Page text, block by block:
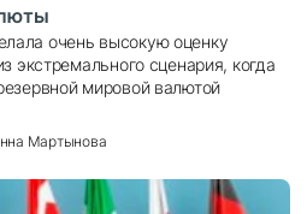
очень высокую оценку
экстремального сценария, когда
мировой валютой
Мартынова